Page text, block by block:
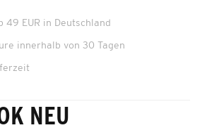
49 EUR in Deutschland
innerhalb von 30 Tagen
NEU